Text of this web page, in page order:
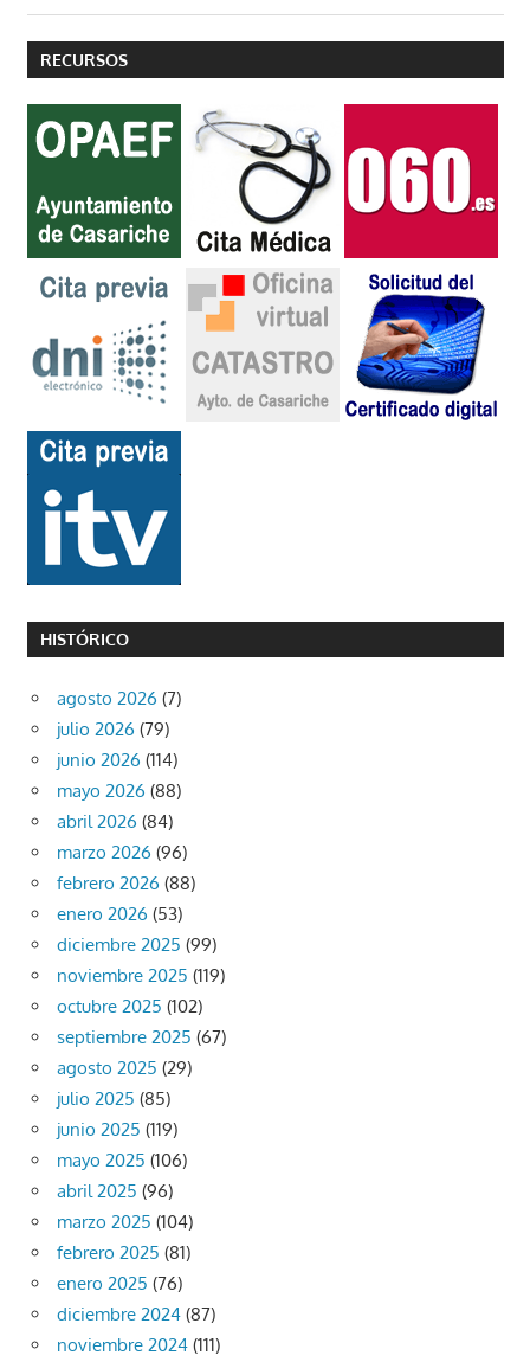
de
entradas
RECURSOS
HISTÓRICO
agosto 2026 (7)
julio 2026 (79)
junio 2026 (114)
mayo 2026 (88)
abril 2026 (84)
marzo 2026 (96)
febrero 2026 (88)
enero 2026 (53)
diciembre 2025 (99)
noviembre 2025 (119)
octubre 2025 (102)
septiembre 2025 (67)
agosto 2025 (29)
julio 2025 (85)
junio 2025 (119)
mayo 2025 (106)
abril 2025 (96)
marzo 2025 (104)
febrero 2025 (81)
enero 2025 (76)
diciembre 2024 (87)
noviembre 2024 (111)